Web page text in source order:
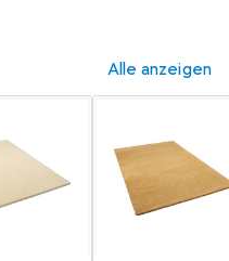
Alle anzeigen